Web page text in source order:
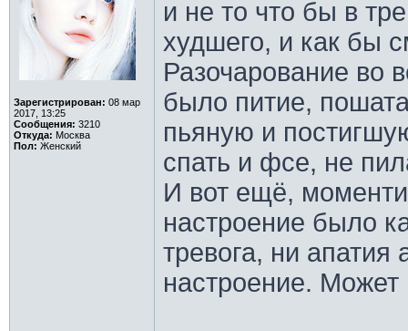
Зарегистрирован: 08 мар
2017, 13:25
Сообщения: 3210
Откуда: Москва
Пол: Женский
и не то что бы в
худшего, и как бы
Разочарование во
было питие,
пьяную и
спать и фсе, не
И вот ещё,
настроение было
тревога, ни апатия
настроение. Может